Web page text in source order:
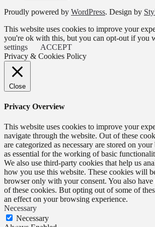
Proudly powered by WordPress. Design by
This website uses cookies to improve your
you're ok with this, but you can opt-out if you
settings
ACCEPT
Privacy & Cookies Policy
Close
Privacy Overview
This website uses cookies to improve your
navigate through the website. Out of these
are categorized as necessary are stored on
as essential for the working of basic
We also use third-party cookies that help us
how you use this website. These cookies will
browser only with your consent. You also
of these cookies. But opting out of some of
an effect on your browsing experience.
Necessary
Necessary